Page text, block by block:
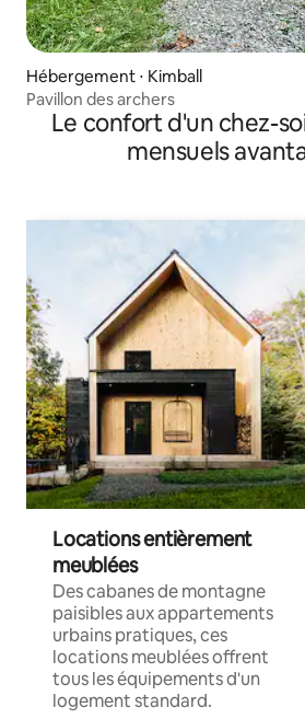
Hébergement ⋅ Kimball
Pavillon des archers
Le confort d'un chez-
mensuels
Locations entièrement
meublées
Des cabanes de montagne
paisibles aux appartements
urbains pratiques, ces
locations meublées offrent
tous les équipements d'un
logement standard.